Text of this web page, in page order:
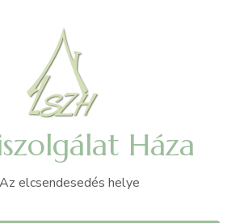
Háza
Az elcsendesedés helye